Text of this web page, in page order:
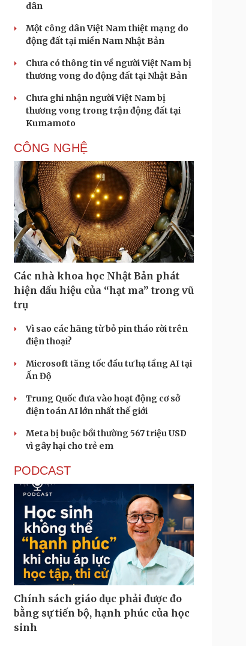
dân
Một công dân Việt Nam thiệt mạng do
động đất tại miền Nam Nhật Bản
Chưa có thông tin về người Việt Nam bị
thương vong do động đất tại Nhật Bản
Chưa ghi nhận người Việt Nam bị
thương vong trong trận động đất tại
Kumamoto
CÔNG NGHỆ
Các nhà khoa học Nhật Bản phát
hiện dấu hiệu của “hạt ma” trong vũ
trụ
Vì sao các hãng từ bỏ pin tháo rời trên
điện thoại?
Microsoft tăng tốc đầu tư hạ tầng AI tại
Ấn Độ
Trung Quốc đưa vào hoạt động cơ sở
điện toán AI lớn nhất thế giới
Meta bị buộc bồi thường 567 triệu USD
vì gây hại cho trẻ em
PODCAST
Chính sách giáo dục phải được đo
bằng sự tiến bộ, hạnh phúc của học
sinh